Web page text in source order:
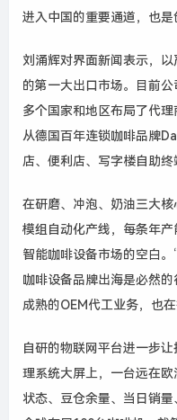
进入中国的重要通道，也是
刘涌辉对界面新闻表示，
的第一大出口市场。目前
多个国家和地区布局了代理
从德国百年连锁咖啡品牌
店、便利店、写字楼自助终
在研磨、冲泡、奶油三大
模组自动化产线，每条年产
智能咖啡设备市场的空白。
咖啡设备品牌出海是必然的
成熟的OEM代工业务，也
自研的物联网平台进一步
理系统大屏上，一台远在
状态、豆仓余量、当日销